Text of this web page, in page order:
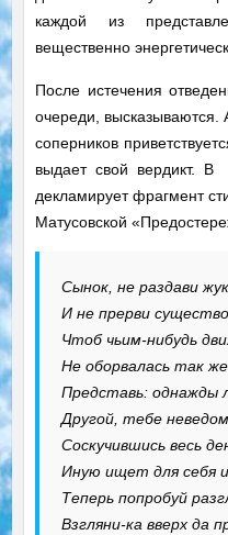
каждой из
вещественно
После истечения
очереди, высказываются.
соперников
выдает свой вердикт.
декламирует фрагмент
Матусовской
Сынок, не раздави
И не прерви
Чтоб чьим-нибудь
Не оборвалась так
Представь: однажды
Другой, тебе
Соскучившись весь
Иную ищет для себя
Теперь попробуй
Взгляни-ка вверх да